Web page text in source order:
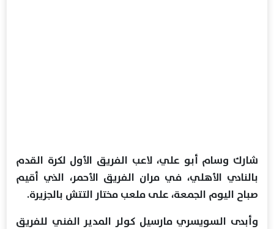
شارك وسام أبو علي، لاعب الفريق الأول لكرة القدم
بالنادي الأهلي، في مران الفريق الأحمر، الذي أقيم
صباح اليوم الجمعة، على ملعب مختار التتش بالجزيرة.
وأبدى السويسري مارسيل كولر المدير الفني للفريق